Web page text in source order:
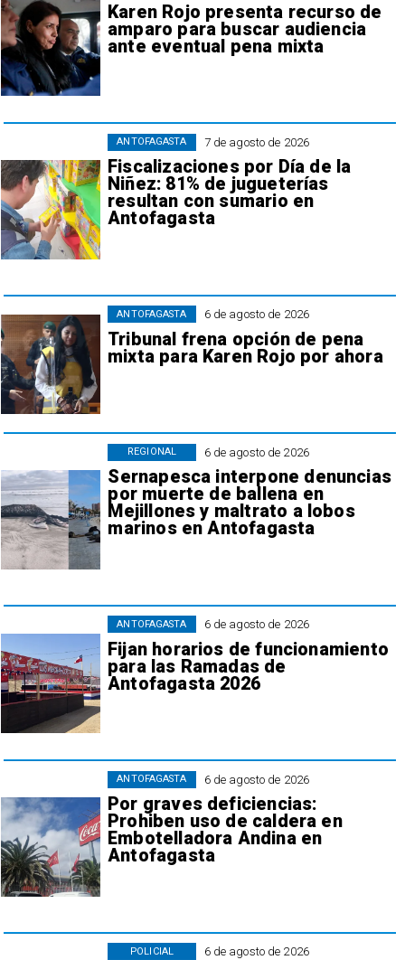
Karen Rojo presenta recurso de
amparo para buscar audiencia
ante eventual pena mixta
7 de agosto de 2026
Fiscalizaciones por Día de la
Niñez: 81% de jugueterías
resultan con sumario en
Antofagasta
ANTOFAGASTA
6 de agosto de 2026
Tribunal frena opción de pena
mixta para Karen Rojo por ahora
ANTOFAGASTA
6 de agosto de 2026
Sernapesca interpone denuncias
por muerte de ballena en
Mejillones y maltrato a lobos
marinos en Antofagasta
REGIONAL
6 de agosto de 2026
Fijan horarios de funcionamiento
para las Ramadas de
Antofagasta 2026
ANTOFAGASTA
6 de agosto de 2026
Por graves deficiencias:
Prohiben uso de caldera en
Embotelladora Andina en
Antofagasta
ANTOFAGASTA
6 de agosto de 2026
POLICIAL